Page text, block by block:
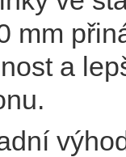
mm
a
výh